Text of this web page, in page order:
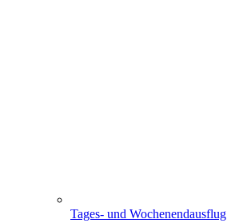
Tages- und Wochenendausflug